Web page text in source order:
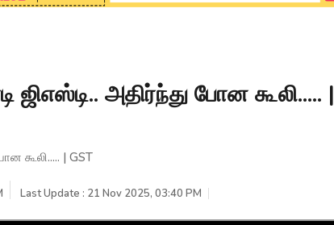
ஜிஎஸ்டி.. அதிர்ந்து போன கூலி..... |
கூலி..... | GST
Last Update : 21 Nov 2025, 03:40 PM